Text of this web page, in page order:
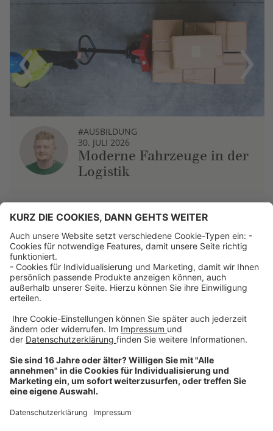
Previous
#AUSBILDUNG
30. JULI 2026
Moderne Fahrzeuge in der
Logistik
Next
Über uns
Dehner Unternehmen
Jobs bei Dehner